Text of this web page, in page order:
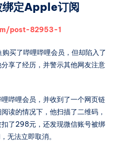
绑定Apple订阅
post-82953-1
购买了哔哩哔哩会员，但却陷入了
享了经历，并警示其他网友注意
哔哩会员，并收到了一个网页链
读的情况下，他扫描了二维码，
了298元，还发现微信账号被绑
无法立即取消。